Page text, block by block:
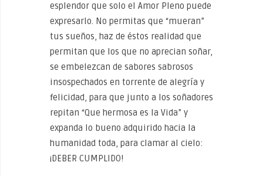
esplendor que solo el Amor Pleno puede
expresarlo. No permitas que “mueran”
tus sueños, haz de éstos realidad que
permitan que los que no aprecian soñar,
se embelezcan de sabores sabrosos
insospechados en torrente de alegría y
felicidad, para que junto a los soñadores
repitan “Que hermosa es la Vida” y
expanda lo bueno adquirido hacia la
humanidad toda, para clamar al cielo:
¡DEBER CUMPLIDO!